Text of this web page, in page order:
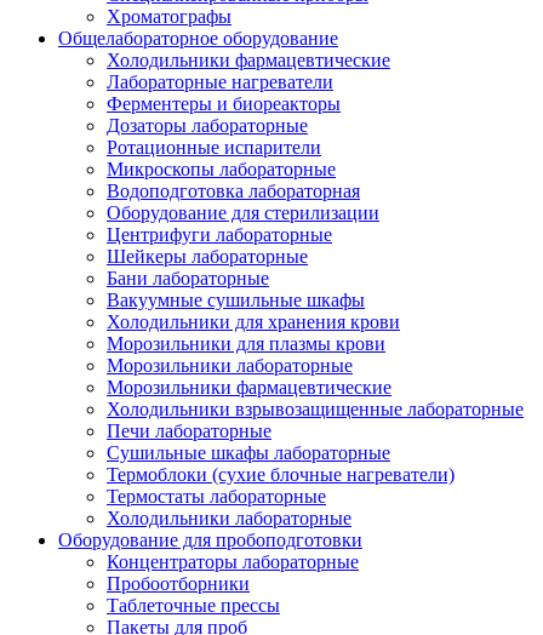
Хроматографы
Общелабораторное оборудование
Холодильники фармацевтические
Лабораторные нагреватели
Ферментеры и биореакторы
Дозаторы лабораторные
Ротационные испарители
Микроскопы лабораторные
Водоподготовка лабораторная
Оборудование для стерилизации
Центрифуги лабораторные
Шейкеры лабораторные
Бани лабораторные
Вакуумные сушильные шкафы
Холодильники для хранения крови
Морозильники для плазмы крови
Морозильники лабораторные
Морозильники фармацевтические
Холодильники взрывозащищенные лабораторные
Печи лабораторные
Сушильные шкафы лабораторные
Термоблоки (сухие блочные нагреватели)
Термостаты лабораторные
Холодильники лабораторные
Оборудование для пробоподготовки
Концентраторы лабораторные
Пробоотборники
Таблеточные прессы
Пакеты для проб